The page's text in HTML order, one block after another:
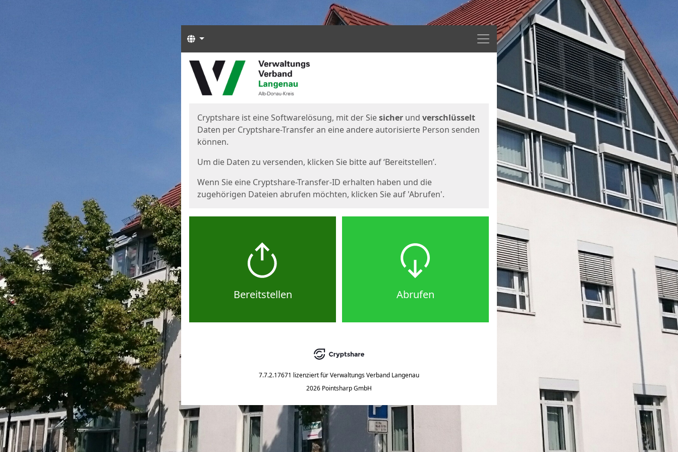
Menü
Sprachen
Start
Cryptshare ist eine Softwarelösung, mit der Siesicher und verschlüsselt
Daten per Cryptshare-Transfer an eine andere autorisierte Person senden
können.
Um die Daten zu versenden, klicken Sie bitte auf ‘Bereitstellen’.
Wenn Sie eine Cryptshare-Transfer-ID erhalten haben und die
zugehörigen Dateien abrufen möchten, klicken Sie auf 'Abrufen'.
Bereitstellen Abrufen
7.7.2.17671 lizenziert fürVerwaltungs Verband Langenau
2026 Pointsharp GmbH